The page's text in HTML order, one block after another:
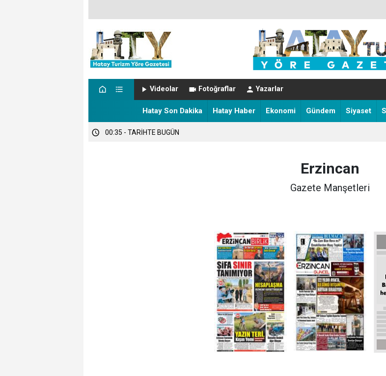
Videolar Fotoğraflar Yazarlar
Hatay Son Dakika Hatay Haber Ekonomi Gündem Siyaset
00:35 - TARİHTE BUGÜN
00:07 - Samandağ’da Ekonomi ve Ticaret Gündemi Masaya YatırıldıErzincan
Gazete Manşetleri